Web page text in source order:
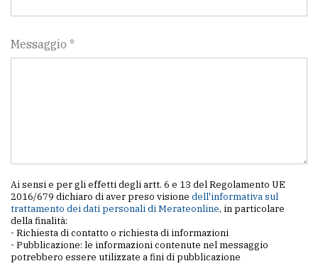
Messaggio *
Ai sensi e per gli effetti degli artt. 6 e 13 del Regolamento UE
2016/679 dichiaro di aver preso visione dell'informativa sul
trattamento dei dati personali di Merateonline, in particolare
della finalità:
- Richiesta di contatto o richiesta di informazioni
- Pubblicazione: le informazioni contenute nel messaggio
potrebbero essere utilizzate a fini di pubblicazione